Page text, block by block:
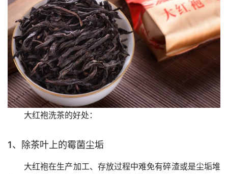
大红袍洗茶的好处：
1、除茶叶上的霉菌尘垢
大红袍在生产加工、存放过程中难免有碎渣或是尘垢堆